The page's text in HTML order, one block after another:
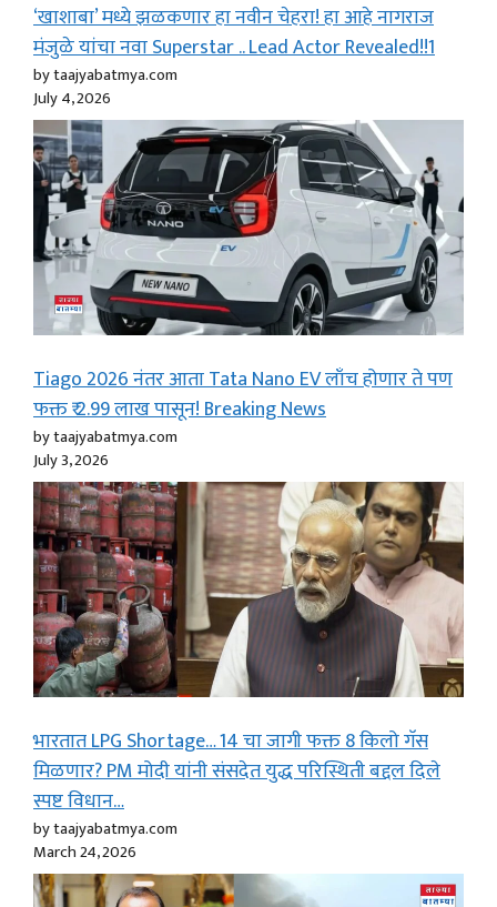
‘खाशाबा’ मध्ये झळकणार हा नवीन चेहरा! हा आहे नागराज
मंजुळे यांचा नवा Superstar .. Lead Actor Revealed!!1
by taajyabatmya.com
July 4, 2026
Tiago 2026 नंतर आता Tata Nano EV लाँच होणार ते पण
फक्त ₹ 2.99 लाख पासून! Breaking News
by taajyabatmya.com
July 3, 2026
भारतात LPG Shortage… 14 चा जागी फक्त 8 किलो गॅस
मिळणार? PM मोदी यांनी संसदेत युद्ध परिस्थिती बद्दल दिले
स्पष्ट विधान…
by taajyabatmya.com
March 24, 2026